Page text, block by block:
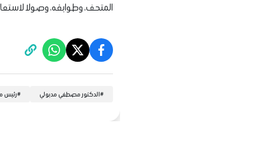
المتحف، وطوابقه، وصولا
#الدكتور مصطفي مدبولي #رئيس